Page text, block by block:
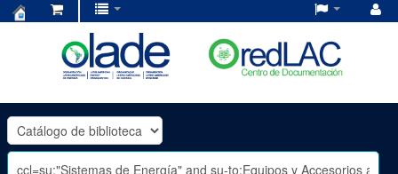
OLADE
-